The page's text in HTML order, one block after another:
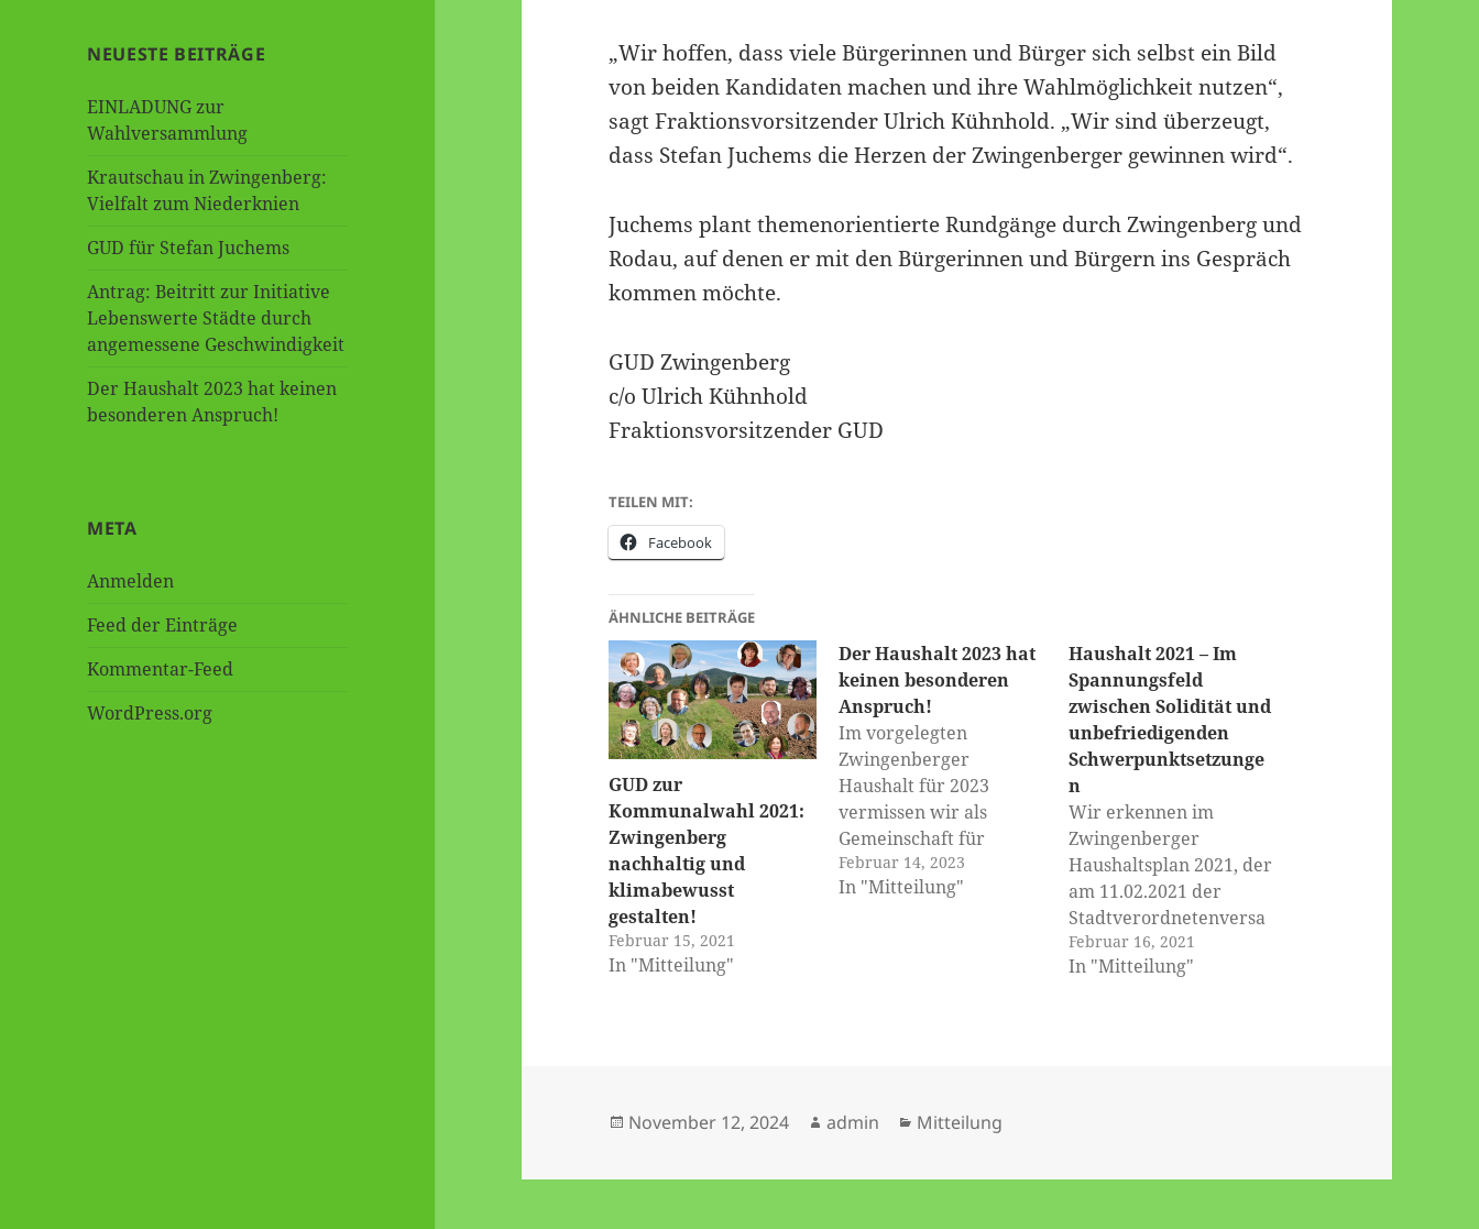
NEUESTE BEITRÄGE
EINLADUNG zur
Wahlversammlung
Krautschau in Zwingenberg:
Vielfalt zum Niederknien
GUD für Stefan Juchems
Antrag: Beitritt zur Initiative
Lebenswerte Städte durch
angemessene Geschwindigkeit
Der Haushalt 2023 hat keinen
besonderen Anspruch!
META
Anmelden
Feed der Einträge
Kommentar-Feed
WordPress.org
„Wir hoffen, dass viele Bürgerinnen und Bürger sich selbst ein Bild
von beiden Kandidaten machen und ihre Wahlmöglichkeit nutzen“,
sagt Fraktionsvorsitzender Ulrich Kühnhold. „Wir sind überzeugt,
dass Stefan Juchems die Herzen der Zwingenberger gewinnen wird“.
Juchems plant themenorientierte Rundgänge durch Zwingenberg und
Rodau, auf denen er mit den Bürgerinnen und Bürgern ins Gespräch
kommen möchte.
GUD Zwingenberg
c/o Ulrich Kühnhold
Fraktionsvorsitzender GUD
TEILEN MIT:
Facebook
ÄHNLICHE BEITRÄGE
GUD zur
Kommunalwahl 2021:
Zwingenberg
nachhaltig und
klimabewusst
gestalten!
Februar 15, 2021
In "Mitteilung"
Der Haushalt 2023 hat
keinen besonderen
Anspruch!
Im vorgelegten
Zwingenberger
Haushalt für 2023
vermissen wir als
Gemeinschaft für
Umweltschutz und
Demokratie (GUD)
Stadtgebiet/Gemarkung.
mehrheitlich abgelehnt!
Februar 14, 2023
In "Mitteilung"
Haushalt 2021 – Im
Spannungsfeld
zwischen Solidität und
unbefriedigenden
Schwerpunktsetzunge
n
Wir erkennen im
Zwingenberger
Haushaltsplan 2021, der
am 11.02.2021 der
Stadtverordnetenversa
mmlung zur
Abstimmung vorgelegt
Entwicklung
Februar 16, 2021
In "Mitteilung"
Veröffentlicht
November 12, 2024 Autor
admin Kategorien
Mitteilung